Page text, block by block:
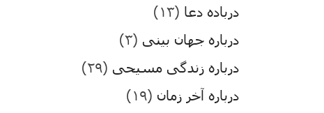
درباده دعا (۱۳)
درباره جهان بینی (۳)
درباره زندگی مسیحی (۲۹)
درباره آخر زمان (۱۹)